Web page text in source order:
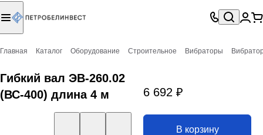
Главная Каталог Оборудование Строительное Вибраторы
Гибкий вал ЭВ-260.02
(ВС-400) длина 4 м
6 692 ₽
В корзину